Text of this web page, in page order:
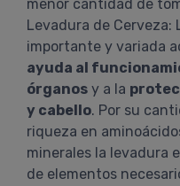
menor cantidad de
Levadura de Cerveza:
importante y variada
ayuda al
órganos y a la
y cabello. Por su
riqueza en
minerales la levadura
de elementos